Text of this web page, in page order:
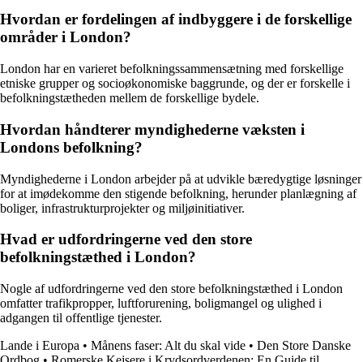
Hvordan er fordelingen af indbyggere i de forskellige
områder i London?
London har en varieret befolkningssammensætning med forskellige
etniske grupper og socioøkonomiske baggrunde, og der er forskelle i
befolkningstætheden mellem de forskellige bydele.
Hvordan håndterer myndighederne væksten i
Londons befolkning?
Myndighederne i London arbejder på at udvikle bæredygtige løsninger
for at imødekomme den stigende befolkning, herunder planlægning af
boliger, infrastrukturprojekter og miljøinitiativer.
Hvad er udfordringerne ved den store
befolkningstæthed i London?
Nogle af udfordringerne ved den store befolkningstæthed i London
omfatter trafikpropper, luftforurening, boligmangel og ulighed i
adgangen til offentlige tjenester.
Lande i Europa • Månens faser: Alt du skal vide • Den Store Danske